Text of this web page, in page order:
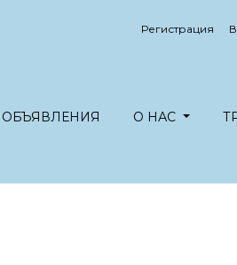
Регистрация
ОБЪЯВЛЕНИЯ О НАС